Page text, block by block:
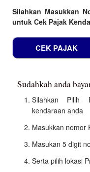
Silahkan Masukkan
untuk Cek Pajak
Sudahkah anda
Silahkan Pilih
kendaraan anda
Masukkan nomor
Masukan 5 digit
Serta pilih lokasi